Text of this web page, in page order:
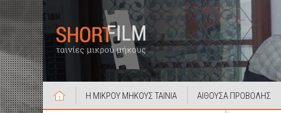
Η ΜΙΚΡΟΥ ΜΗΚΟΥΣ ΤΑΙΝΙΑ ΑΙΘΟΥΣΑ ΠΡΟΒΟΛΗΣ